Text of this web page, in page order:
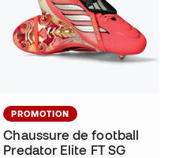
PROMOTION
Chaussure de football
Predator Elite FT SG